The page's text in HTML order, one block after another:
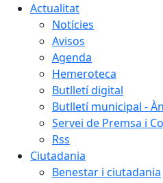
Actualitat
Notícies
Avisos
Agenda
Hemeroteca
Butlletí digital
Butlletí municipal -
Servei de Premsa i
Rss
Ciutadania
Benestar i ciutadania